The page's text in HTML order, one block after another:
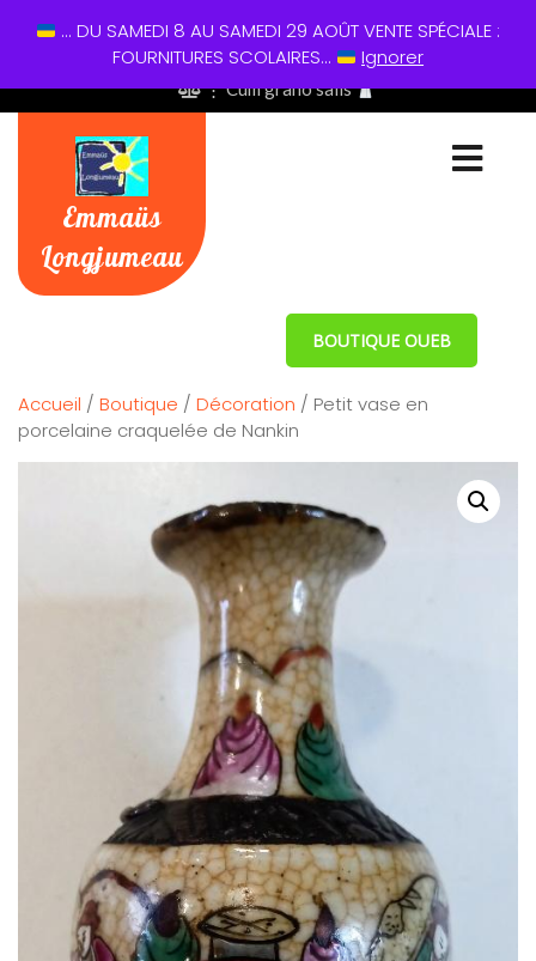
01 60 49 13 60
⋮ Cum grano salis
Emmaüs
Longjumeau
BOUTIQUE OUEB
Accueil / Boutique / Décoration / Petit vase en
porcelaine craquelée de Nankin
... DU SAMEDI 8 AU SAMEDI 29 AOÛT VENTE SPÉCIALE :
FOURNITURES SCOLAIRES...
Ignorer